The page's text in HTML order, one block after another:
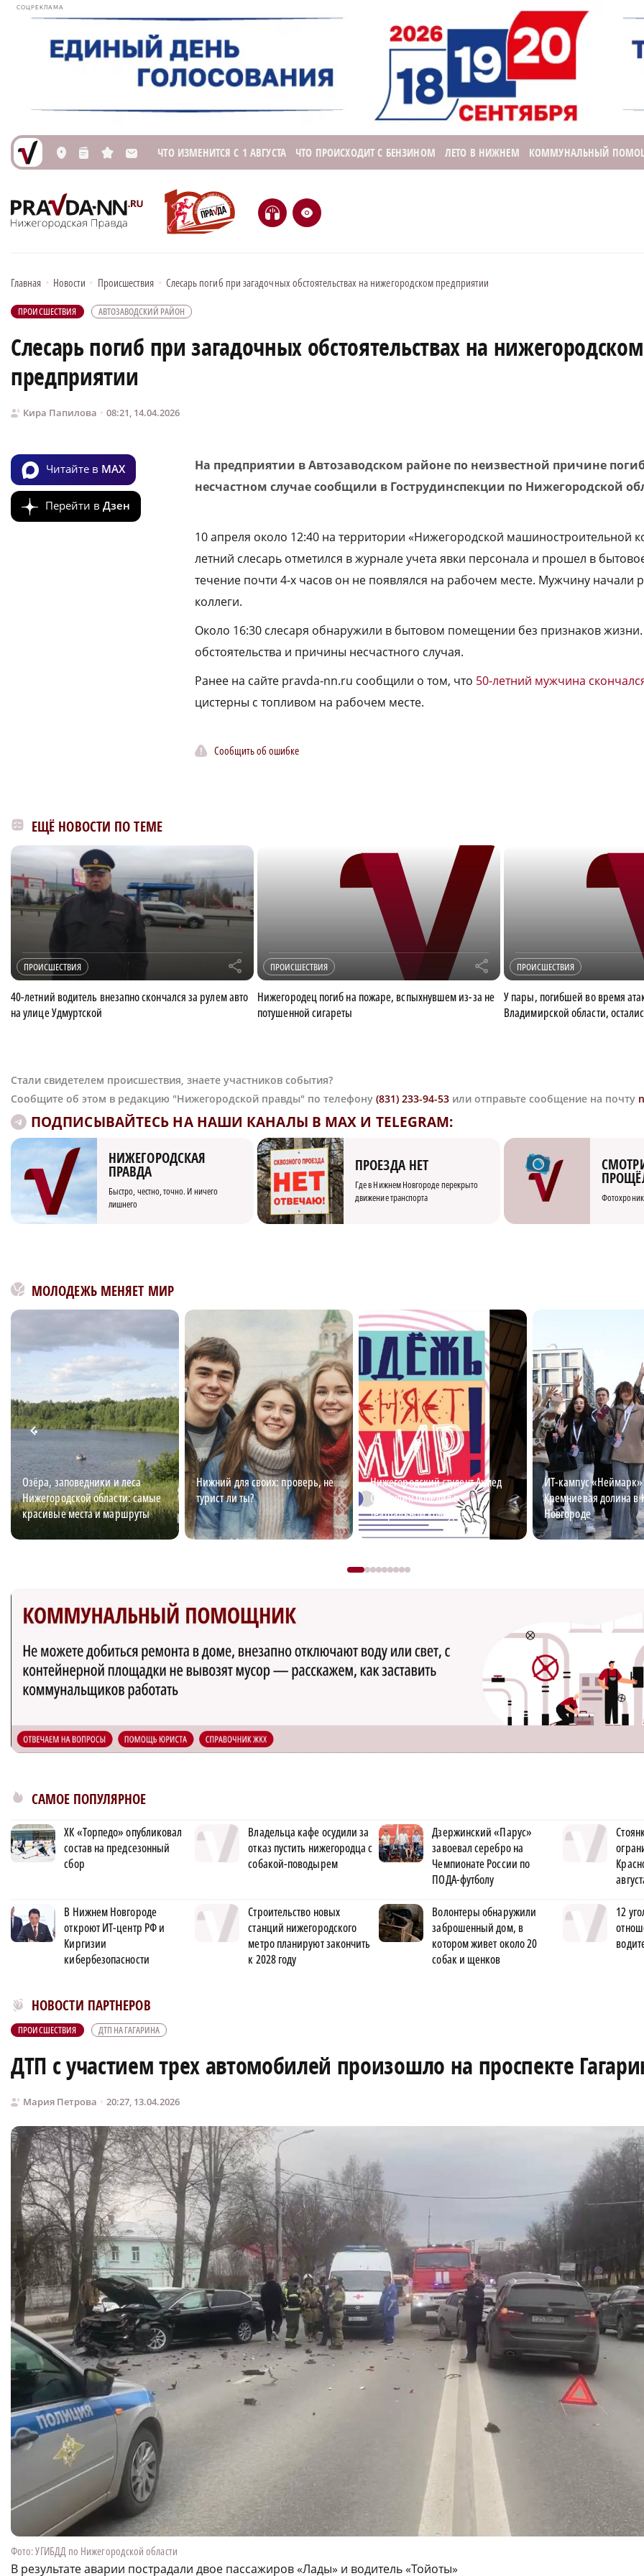
СОЦРЕКЛАМА
L n s M ЧТО ИЗМЕНИТСЯ С 1 АВГУСТА ЧТО ПРОИСХОДИТ С БЕНЗИНОМ ЛЕТО В НИЖНЕМ КОММУНАЛЬНЫЙ
H e
Главная • Новости • Происшествия • Слесарь погиб при загадочных обстоятельствах на нижегородском предприятии
ПРОИСШЕСТВИЯ АВТОЗАВОДСКИЙ РАЙОН
Слесарь погиб при загадочных обстоятельствах на нижегородском
предприятии
Кира Папилова 08:21, 14.04.2026
Читайте в MAX
Перейти в Дзен
На предприятии в Автозаводском районе по неизвестной причине
несчастном случае сообщили в Гострудинспекции по Нижегородской
10 апреля около 12:40 на территории «Нижегородской машиностроительной
летний слесарь отметился в журнале учета явки персонала и прошел в
течение почти 4‑х часов он не появлялся на рабочем месте. Мужчину начали
коллеги.
Около 16:30 слесаря обнаружили в бытовом помещении без признаков
обстоятельства и причины несчастного случая.
Ранее на сайте pravda-nn.ru сообщили о том, что 50-летний мужчина
цистерны с топливом на рабочем месте.
Сообщить об ошибке
ЕЩЁ НОВОСТИ ПО ТЕМЕ
ПРОИСШЕСТВИЯ r
40-летний водитель внезапно скончался за рулем авто
на улице Удмуртской
ПРОИСШЕСТВИЯ r
Нижегородец погиб на пожаре, вспыхнувшем из-за не
потушенной сигареты
ПРОИСШЕСТВИЯ
У пары, погибшей во время
Владимирской области,
Стали свидетелем происшествия, знаете участников события?
Сообщите об этом в редакцию "Нижегородской правды" по телефону (831) 233-94-53 или отправьте сообщение на почту
ПОДПИСЫВАЙТЕСЬ НА НАШИ КАНАЛЫ В MAX И TELEGRAM:
НИЖЕГОРОДСКАЯ
ПРАВДА
Быстро, честно, точно. И ничего
лишнего
ПРОЕЗДА НЕТ
Где в Нижнем Новгороде перекрыто
движение транспорта
МОЛОДЕЖЬ МЕНЯЕТ МИР
Озёра, заповедники и леса
Нижегородской области: самые
красивые места и маршруты
Нижний для своих: проверь, не
турист ли ты?
Нижегородский студент Ахмед
Сайфулин победил в
театральном конкурсе
«Табуретка»
ИТ-кампус
Кремниевая долина
Новгороде
САМОЕ ПОПУЛЯРНОЕ
ХК «Торпедо» опубликовал
состав на предсезонный
сбор
Владельца кафе осудили за
отказ пустить нижегородца с
собакой-поводырем
Дзержинский «Парус»
завоевал серебро на
Чемпионате России по
ПОДА-футболу
В Нижнем Новгороде
откроют ИТ-центр РФ и
Киргизии
кибербезопасности
Строительство новых
станций нижегородского
метро планируют закончить
к 2028 году
Волонтеры обнаружили
заброшенный дом, в
котором живет около 20
собак и щенков
12
НОВОСТИ ПАРТНЕРОВ
Новости МирТесен
ПРОИСШЕСТВИЯ ДТП НА ГАГАРИНА
ДТП с участием трех автомобилей произошло на проспекте
Мария Петрова 20:27, 13.04.2026
Фото: УГИБДД по Нижегородской области
В результате аварии пострадали двое пассажиров «Лады» и водитель «Тойоты»